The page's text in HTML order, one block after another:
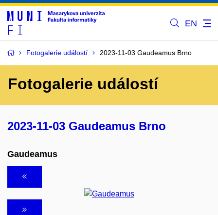
EN
Fotogalerie událostí 2023-11-03 Gaudeamus Brno
Fotogalerie událostí
2023-11-03 Gaudeamus Brno
Gaudeamus